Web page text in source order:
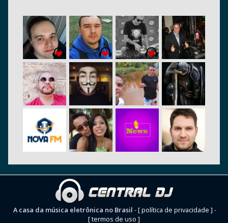
A casa da música eletrônica no Brasil -[ política de privacidade ] -
[ termos de uso ]